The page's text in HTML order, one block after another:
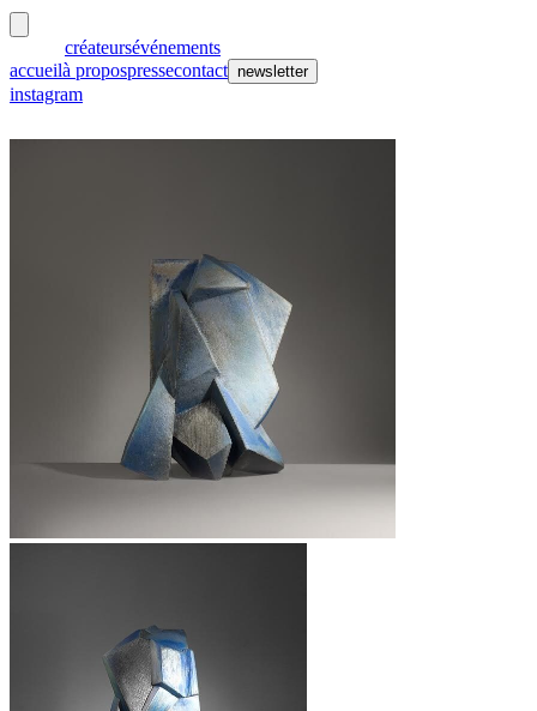
créateursévénements
accueilà propospressecontact newsletter
instagram